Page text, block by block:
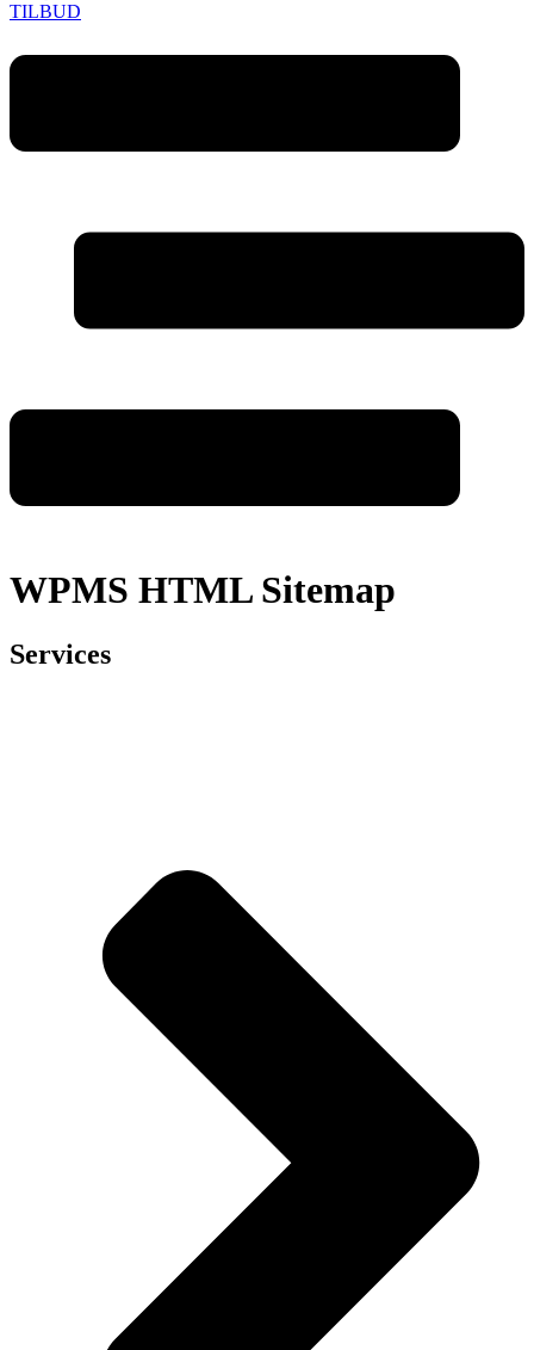
TILBUD
WPMS HTML Sitemap
Services